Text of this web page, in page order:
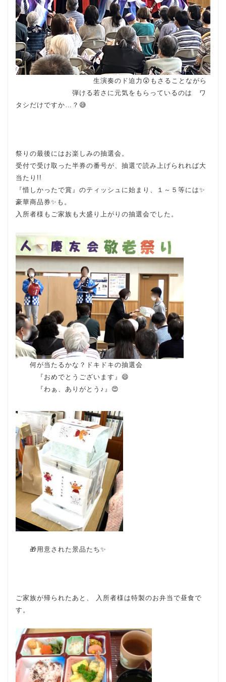
生演奏のド迫力😲もさることながら
弾ける若さに元気をもらっているのは ワ
タシだけですか…？😅
祭りの最後にはお楽しみの抽選会。
受付で受け取った半券の番号が、抽選で読み上げられれば大
当たり!!
『惜しかったで賞』のティッシュに始まり、１～５等には✨
豪華商品券✨も。
入所者様もご家族も大盛り上がりの抽選会でした。
何が当たるかな？ドキドキの抽選会
『おめでとうございます』😄
『わぁ、ありがとう♪』😍
🎁用意された景品たち✨
ご家族が帰られたあと、 入所者様は特製のお弁当で昼食で
す。